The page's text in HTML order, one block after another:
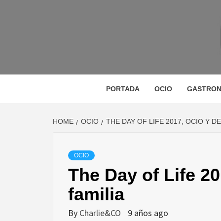
PORTADA OCIO
HOME OCIO THE DAY OF LIFE 2017, OCIO Y
OCIO
The Day of Life
familia
By Charlie&CO 9 años ago